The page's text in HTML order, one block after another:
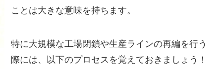
ことは大きな意味を持ちます。
特に大規模な工場閉鎖や生産ラインの再編を行う
際には、以下のプロセスを覚えておきましょう！